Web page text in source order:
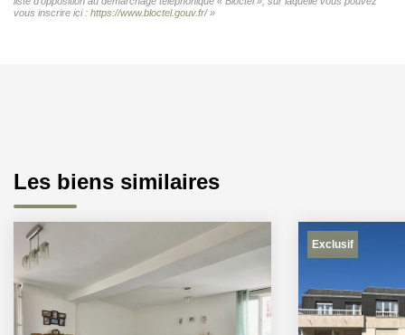
vous inscrire ici : https://www.bloctel.gouv.fr/»
Les biens similaires
Exclusif